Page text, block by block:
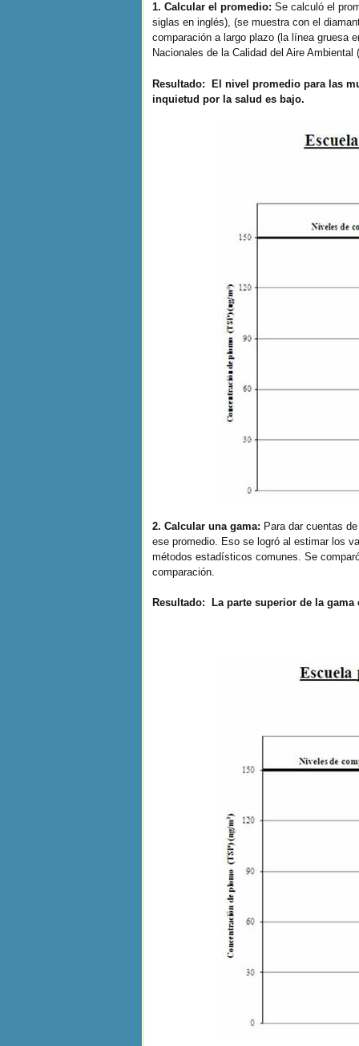
1. Calcular el promedio: Se calculó el
siglas en inglés), (se muestra con el
comparación a largo plazo (la línea gruesa
Nacionales de la Calidad del Aire
Resultado: El nivel promedio para las
inquietud por la salud es bajo.
2. Calcular una gama: Para dar cuentas
ese promedio. Eso se logró al estimar los
métodos estadísticos comunes. Se
comparación.
Resultado: La parte superior de la